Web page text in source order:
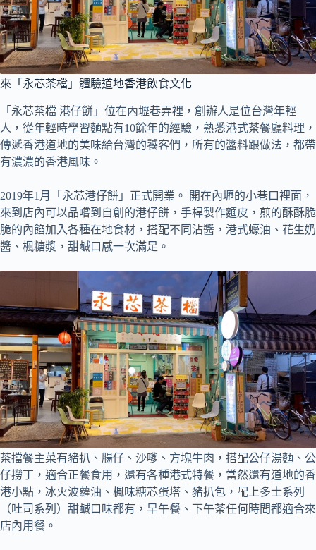
來「永芯茶檔」體驗道地香港飲食文化
「永芯茶檔 港仔餅」位在內壢巷弄裡，創辦人是位台灣年輕
人，從年輕時學習麵點有10餘年的經驗，熟悉港式茶餐廳料理，
傳遞香港道地的美味給台灣的饕客們，所有的醬料跟做法，都帶
有濃濃的香港風味。
2019年1月「永芯港仔餅」正式開業。 開在內壢的小巷口裡面，
來到店內可以品嚐到自創的港仔餅，手桿製作麵皮，煎的酥酥脆
脆的內餡加入各種在地食材，搭配不同沾醬，港式蠔油、花生奶
醬、楓糖漿，甜鹹口感一次滿足。
茶擋餐主菜有豬扒、腸仔、沙嗲、方塊牛肉，搭配公仔湯麵、公
仔撈丁，適合正餐食用，還有各種港式特餐，當然還有道地的香
港小點，冰火波蘿油、楓味糖芯蛋塔、豬扒包，配上多士系列
（吐司系列）甜鹹口味都有，早午餐、下午茶任何時間都適合來
店內用餐。